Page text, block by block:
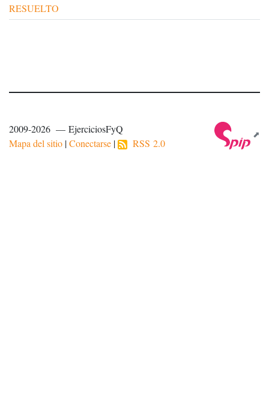
RESUELTO
2009-2026 — EjerciciosFyQ
Mapa del sitio |Conectarse | RSS 2.0